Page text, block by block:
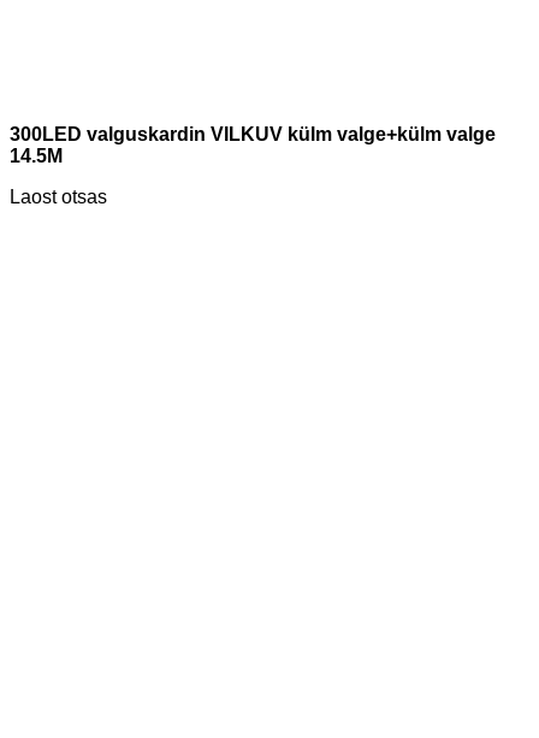
300LED valguskardin VILKUV külm valge+külm valge
14.5M
Laost otsas